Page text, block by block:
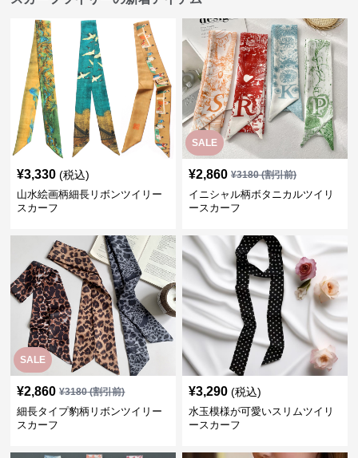
¥3,330 (税込)
山水絵画柄細長リボンツイリー
スカーフ
SALE
¥2,860 ¥3180(割引前)
イニシャル柄ボタニカルツイリ
ースカーフ
SALE
¥2,860 ¥3180(割引前)
細長タイプ豹柄リボンツイリー
スカーフ
¥3,290 (税込)
水玉模様が可愛いスリムツイリ
ースカーフ